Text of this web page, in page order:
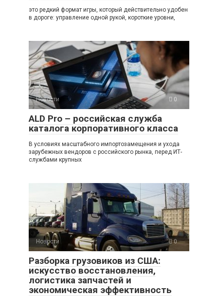
это редкий формат игры, который действительно удобен
в дороге: управление одной рукой, короткие уровни,
Новости 0
ALD Pro – российская служба
каталога корпоративного класса
В условиях масштабного импортозамещения и ухода
зарубежных вендоров с российского рынка, перед ИТ-
службами крупных
Новости 0
Разборка грузовиков из США:
искусство восстановления,
логистика запчастей и
экономическая эффективность